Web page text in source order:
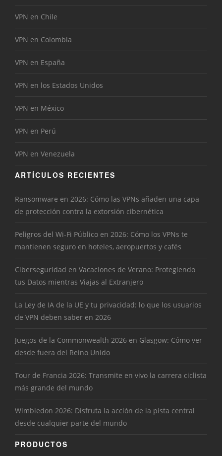
VPN en Chile
VPN en Colombia
VPN en España
VPN en los Estados Unidos
VPN en México
VPN en Perú
VPN en Venezuela
ARTÍCULOS RECIENTES
Ransomware en 2026: Cómo las VPNs añaden una capa
de protección contra la extorsión cibernética
Peligros del Wi-Fi Público en 2026: Cómo los VPNs te
mantienen seguro en hoteles, aeropuertos y cafés
Ciberseguridad en Vacaciones de Verano: Protegiendo
tus Datos mientras Viajas al Extranjero
La Ley de IA de la UE y tu privacidad: lo que los usuarios
de VPN deben saber en 2026
Juegos de la Commonwealth 2026 en Glasgow: Cómo ver
desde fuera del Reino Unido
Tour de Francia 2026: Transmite en vivo la carrera ciclista
más grande del mundo
Wimbledon 2026: Disfruta la acción de la pista central
desde cualquier parte del mundo
PRODUCTOS